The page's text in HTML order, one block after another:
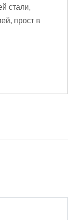
стали,
прост в